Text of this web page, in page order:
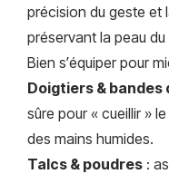
précision du geste et
préservant la peau
Bien s’équiper pour
Doigtiers & bandes
sûre pour « cueillir »
des mains humides.
Talcs & poudres :